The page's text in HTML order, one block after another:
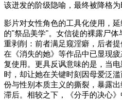
该迸发的阶级隐喻，最终被降格为
影片对女性角色的工具化使用，
的"祭品美学"。女信徒的裸露尸体
重剥削：前者满足窥淫癖，后者
在《消失的她》等作品中已显现
复使用。更具反讽意味的是，当
时，却让她在关键时刻因母爱泛
份与性别本质主义的撕裂，暴露
滞后。相较之下，《分手的决心